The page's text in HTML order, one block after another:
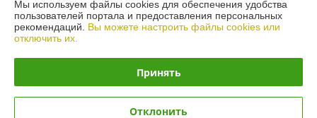
Мы используем файлы cookies для обеспечения удобства
пользователей портала и предоставления персональных
рекомендаций. Вы можете настроить файлы cookies или
отключить их.
Принять
Отклонить